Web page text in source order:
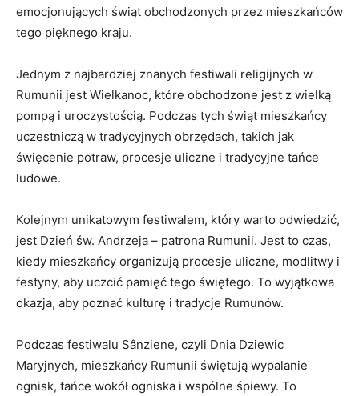
emocjonujących świąt⁤ obchodzonych przez mieszkańców
tego pięknego kraju.
Jednym z najbardziej znanych festiwali religijnych w
Rumunii‌ jest⁢ Wielkanoc, które ⁣obchodzone jest z wielką
pompą i uroczystością. Podczas⁢ tych‍ świąt mieszkańcy
uczestniczą w⁢ tradycyjnych obrzędach, takich jak
święcenie potraw, ⁢procesje⁤ uliczne i tradycyjne tańce
ludowe.
Kolejnym ⁢unikatowym ⁢festiwalem, który warto‌ odwiedzić,
jest Dzień św. Andrzeja – patrona ⁢Rumunii. Jest⁢ to czas,
kiedy mieszkańcy organizują⁣ procesje uliczne, ‌modlitwy i
festyny, aby ​uczcić pamięć tego świętego.‍ To wyjątkowa
okazja, aby poznać ‌kulturę⁤ i⁢ tradycje Rumunów.
Podczas festiwalu Sânziene, czyli Dnia Dziewic
Maryjnych, mieszkańcy Rumunii ⁣świętują wypalanie
ognisk, tańce wokół ogniska i wspólne śpiewy. To⁢